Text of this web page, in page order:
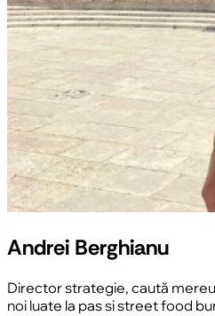
Andrei Berghianu
Director strategie, caută
noi luate la pas si street food